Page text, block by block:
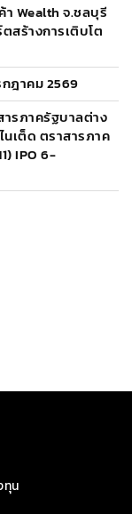
Wealth จ.ชลบุรี
ร้างการเติบโต
ฎาคม 2569
ารภาครัฐบาลต่าง
เต็ด ตราสารภาค
IPO 6-
ทุน